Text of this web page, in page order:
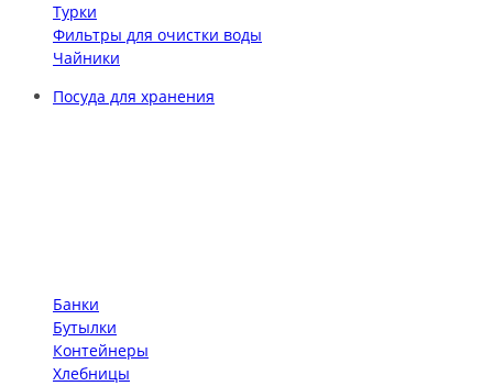
Турки
Фильтры для очистки воды
Чайники
Посуда для хранения
Банки
Бутылки
Контейнеры
Хлебницы